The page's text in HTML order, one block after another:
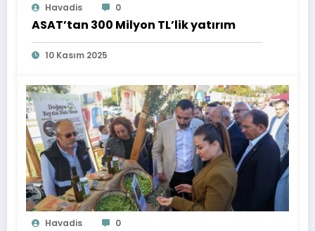
Havadis 0
ASAT’tan 300 Milyon TL’lik yatırım
10 Kasım 2025
Havadis 0